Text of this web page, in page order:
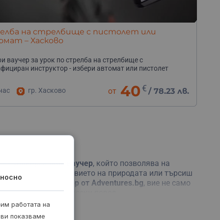
на стрелбище с пистолет или
– Хасково
ваучер за урок по стрелба на стрелбище с
инструктор - избери автомат или пистолет
гр. Хасково от 40 € / 78.23 лв.
науниверсалния ваучер, който позволява на
спокойствието на природата или търсиш
вкус. С
ваучер от Adventures.bg, вие не само
подарък за всеки повод.
работата на
показваме